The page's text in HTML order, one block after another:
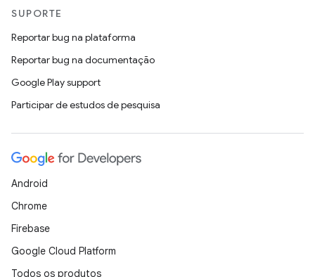
SUPORTE
Reportar bug na plataforma
Reportar bug na documentação
Google Play support
Participar de estudos de pesquisa
Android
Chrome
Firebase
Google Cloud Platform
Todos os produtos